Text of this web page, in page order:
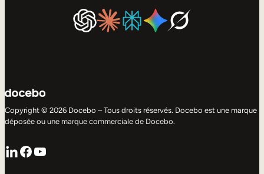
Copyright © 2026 Docebo – Tous droits réservés. Docebo est une marque
déposée ou une marque commerciale de Docebo.
LinkedIn
Facebook
YouTube